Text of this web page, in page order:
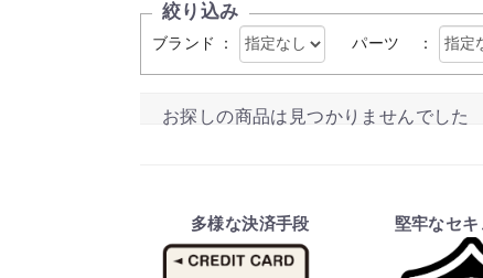
絞り込み
ブランド ： パーツ ：
お探しの商品は見つかりませんでした
多様な決済手段 堅牢なセキ